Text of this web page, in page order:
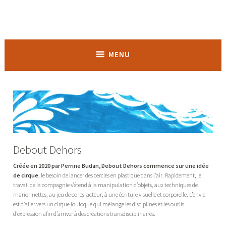
MENU
Debout Dehors
Créée en 2020 par Perrine Budan, Debout Dehors commence sur une idée
de cirque, le besoin de lancer des cercles en plastique dans l’air. Rapidement, le
travail de la compagnie s’étend à la manipulation d’objets, aux techniques de
marionnettes, au jeu de corps-acteur, à une écriture visuelle et corporelle. L’envie
est d’aller vers un cirque loufoque qui mélange les disciplines et les outils
d’expression afin d’arriver à des créations transdisciplinaires.